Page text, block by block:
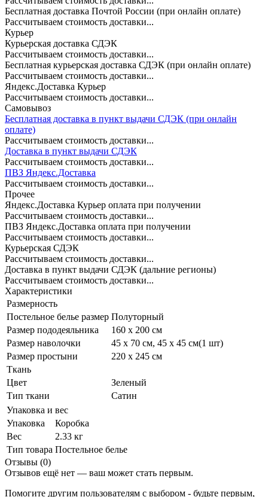
Бесплатная доставка Почтой России (при онлайн оплате)
Рассчитываем стоимость доставки...
Курьер
Курьерская доставка СДЭК
Рассчитываем стоимость доставки...
Бесплатная курьерская доставка СДЭК (при онлайн оплате)
Рассчитываем стоимость доставки...
Яндекс.Доставка Курьер
Рассчитываем стоимость доставки...
Самовывоз
Бесплатная доставка в пункт выдачи СДЭК (при онлайн
оплате)
Рассчитываем стоимость доставки...
Доставка в пункт выдачи СДЭК
Рассчитываем стоимость доставки...
ПВЗ Яндекс.Доставка
Рассчитываем стоимость доставки...
Прочее
Яндекс.Доставка Курьер оплата при получении
Рассчитываем стоимость доставки...
ПВЗ Яндекс.Доставка оплата при получении
Рассчитываем стоимость доставки...
Курьерская СДЭК
Рассчитываем стоимость доставки...
Доставка в пункт выдачи СДЭК (дальние регионы)
Рассчитываем стоимость доставки...
Характеристики
Размерность
Постельное белье размер Полуторный
Размер пододеяльника
160 x 200 см
Размер наволочки
45 x 70 см, 45 x 45 см(1 шт)
Размер простыни
220 х 245 см
Ткань
Цвет
Зеленый
Тип ткани
Сатин
Упаковка и вес
Упаковка
Коробка
Вес
2.33 кг
Тип товара Постельное белье
Отзывы (0)
Отзывов ещё нет — ваш может стать первым.
Помогите другим пользователям с выбором - будьте первым,